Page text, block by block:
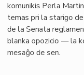
komunikis Perla
temas pri la starigo
de la Senata
blanka opozicio — la
mesaĝo de sen.